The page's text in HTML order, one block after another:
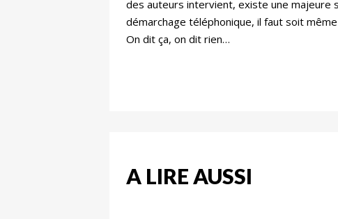
des auteurs intervient, existe une majeure
démarchage téléphonique, il faut soit
On dit ça, on dit rien…
A LIRE AUSSI